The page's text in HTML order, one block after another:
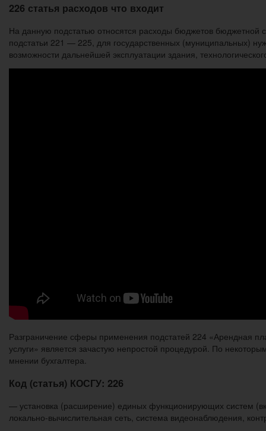
226 статья расходов что входит
На данную подстатью относятся расходы бюджетов бюджетной
подстатьи 221 — 225, для государственных (муниципальных)
возможности дальнейшей эксплуатации здания,
Разграничение сферы применения подстатей 224 «Арендная
услуги» является зачастую непростой процедурой. По
мнении бухгалтера.
Код (статья) КОСГУ: 226
— установка (расширение) единых функционирующих систем
локально-вычислительная сеть, система видеонаблюдения,